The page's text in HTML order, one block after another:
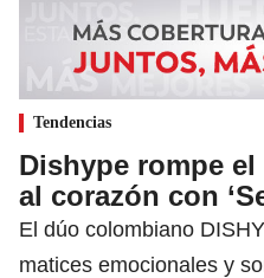
Tendencias
Dishype rompe
al corazón con
El dúo colombiano
matices emocionales y